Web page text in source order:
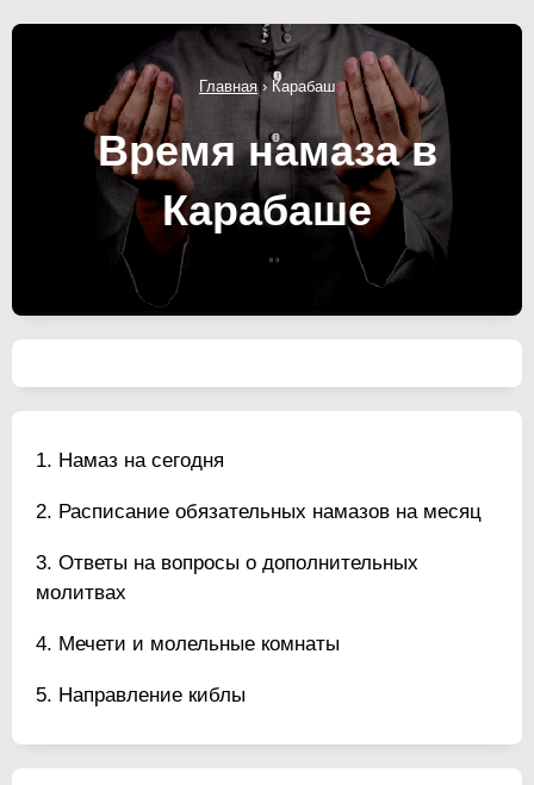
Главная› Карабаш
Время намаза в
Карабаше
Намаз на сегодня
Расписание обязательных намазов на месяц
Ответы на вопросы о дополнительных
молитвах
Мечети и молельные комнаты
Направление киблы